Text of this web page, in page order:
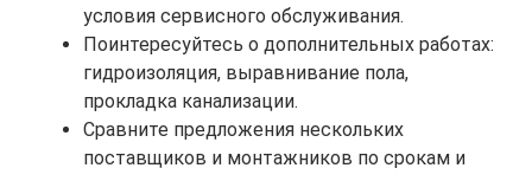
условия сервисного обслуживания.
Поинтересуйтесь о дополнительных работах:
гидроизоляция, выравнивание пола,
прокладка канализации.
Сравните предложения нескольких
поставщиков и монтажников по срокам и